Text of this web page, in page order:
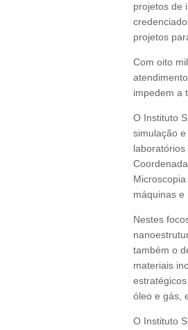
projetos de
projetos
Com oito
impedem a
O Instituto
simulação
máquinas e
Nestes
também o
materiais
óleo e gás,
O Instituto